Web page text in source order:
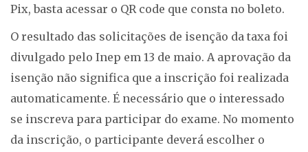
Pix, basta acessar o QR code que consta no boleto.
O resultado das solicitações de isenção da taxa foi
divulgado pelo Inep em 13 de maio. A aprovação da
isenção não significa que a inscrição foi realizada
automaticamente. É necessário que o interessado
se inscreva para participar do exame. No momento
da inscrição, o participante deverá escolher o